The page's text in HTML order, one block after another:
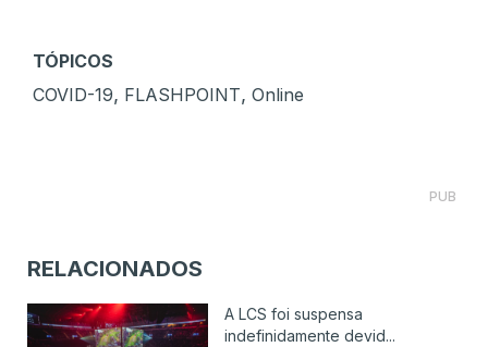
TÓPICOS
COVID-19, FLASHPOINT, Online
PUB
RELACIONADOS
A LCS foi suspensa
indefinidamente devid...